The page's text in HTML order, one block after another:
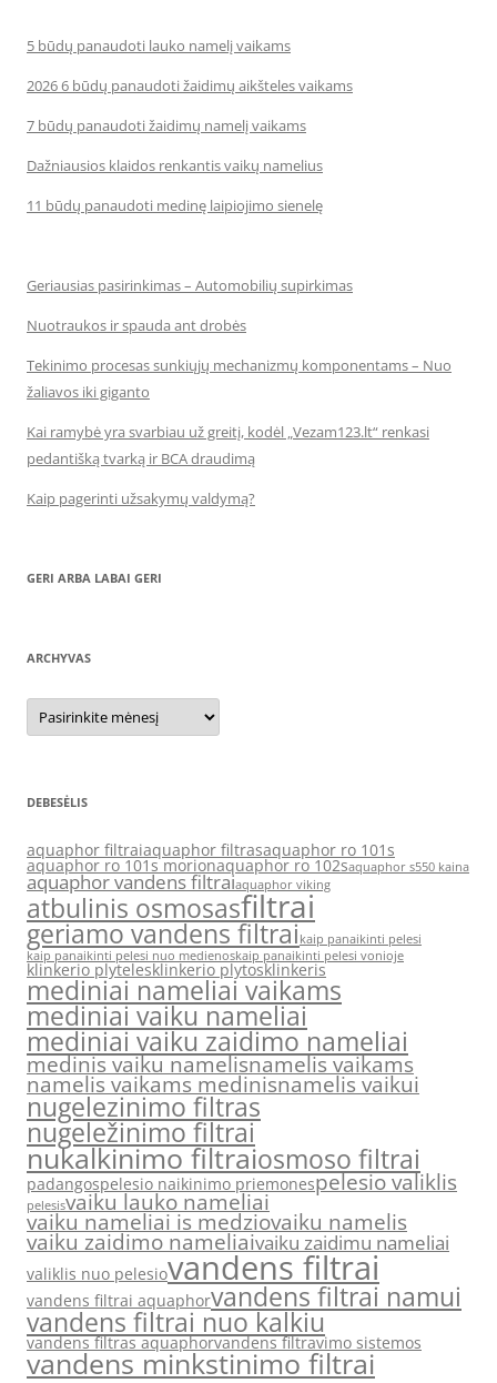
5 būdų panaudoti lauko namelį vaikams
2026 6 būdų panaudoti žaidimų aikšteles vaikams
7 būdų panaudoti žaidimų namelį vaikams
Dažniausios klaidos renkantis vaikų namelius
11 būdų panaudoti medinę laipiojimo sienelę
Geriausias pasirinkimas – Automobilių supirkimas
Nuotraukos ir spauda ant drobės
Tekinimo procesas sunkiųjų mechanizmų komponentams – Nuo
žaliavos iki giganto
Kai ramybė yra svarbiau už greitį, kodėl „Vezam123.lt“ renkasi
pedantišką tvarką ir BCA draudimą
Kaip pagerinti užsakymų valdymą?
GERI ARBA LABAI GERI
ARCHYVAS
Archyvas
DEBESĖLIS
aquaphor filtraiaquaphor filtrasaquaphor ro 101s
aquaphor ro 101s morionaquaphor ro 102saquaphor s550 kaina
aquaphor vandens filtraiaquaphor viking
atbulinis osmosasfiltrai
geriamo vandens filtraikaip panaikinti pelesi
kaip panaikinti pelesi nuo medienoskaip panaikinti pelesi vonioje
klinkerio plytelesklinkerio plytosklinkeris
mediniai nameliai vaikams
mediniai vaiku nameliai
mediniai vaiku zaidimo nameliai
medinis vaiku namelisnamelis vaikams
namelis vaikams medinisnamelis vaikui
nugelezinimo filtras
nugeležinimo filtrai
nukalkinimo filtraiosmoso filtrai
padangospelesio naikinimo priemonespelesio valiklis
pelesisvaiku lauko nameliai
vaiku nameliai is medziovaiku namelis
vaiku zaidimo nameliaivaiku zaidimu nameliai
valiklis nuo pelesiovandens filtrai
vandens filtrai aquaphorvandens filtrai namui
vandens filtrai nuo kalkiu
vandens filtras aquaphorvandens filtravimo sistemos
vandens minkstinimo filtrai